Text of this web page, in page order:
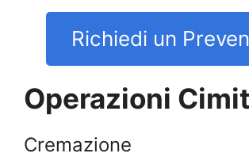
Richiedi un
Operazioni
Cremazione